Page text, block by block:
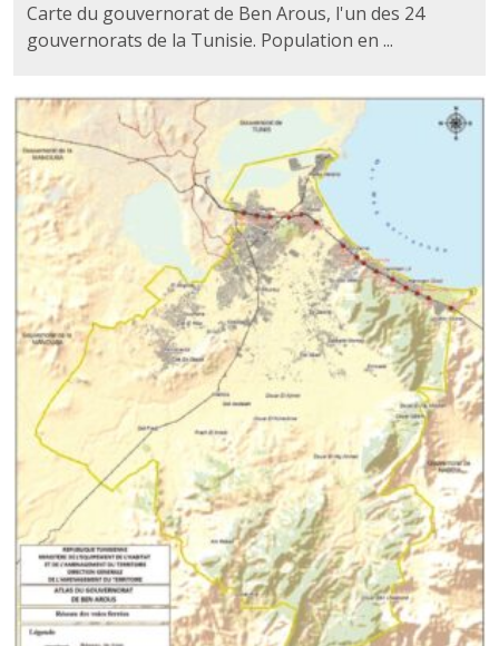
Carte du gouvernorat de Ben Arous, l'un des 24
gouvernorats de la Tunisie. Population en ...